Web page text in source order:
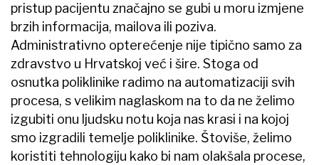
pristup pacijentu značajno se gubi u moru izmjene
brzih informacija, mailova ili poziva.
Administrativno opterećenje nije tipično samo za
zdravstvo u Hrvatskoj već i šire. Stoga od
osnutka poliklinike radimo na automatizaciji svih
procesa, s velikim naglaskom na to da ne želimo
izgubiti onu ljudsku notu koja nas krasi i na kojoj
smo izgradili temelje poliklinike. Štoviše, želimo
koristiti tehnologiju kako bi nam olakšala procese,